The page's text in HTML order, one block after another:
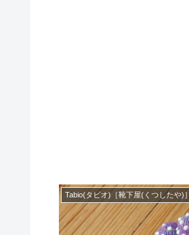
Tabio(タビオ)［靴下屋(くつしたや)］